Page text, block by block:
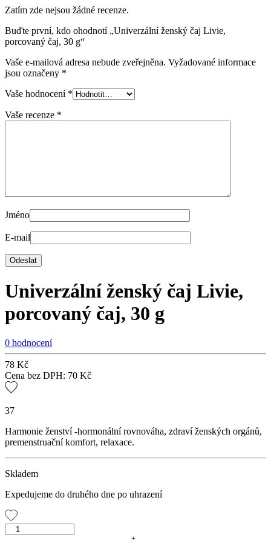
Zatím zde nejsou žádné recenze.
Buďte první, kdo ohodnotí „Univerzální ženský čaj Livie,
porcovaný čaj, 30 g“
Vaše e-mailová adresa nebude zveřejněna. Vyžadované informace
jsou označeny *
Vaše hodnocení *
Vaše recenze *
Jméno
E-mail
Univerzální ženský čaj Livie,
porcovaný čaj, 30 g
0 hodnocení
78 Kč
Cena bez DPH: 70 Kč
37
Harmonie ženství -hormonální rovnováha, zdraví ženských orgánů,
premenstruační komfort, relaxace.
Skladem
Expedujeme do druhého dne po uhrazení
Univerzální
+